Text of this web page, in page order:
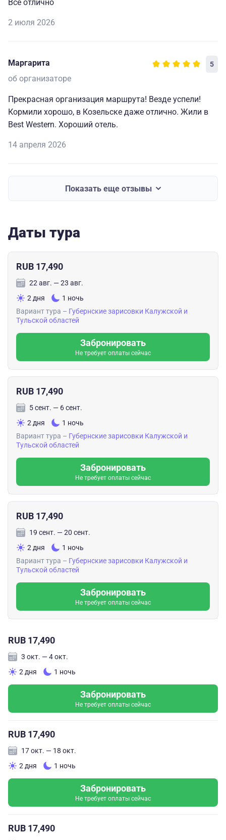
Все отлично
2 июля 2026
Маргарита 5
об организаторе
Прекрасная организация маршрута! Везде успели!
Кормили хорошо, в Козельске даже отлично. Жили в
Best Western. Хороший отель.
14 апреля 2026
Показать еще отзывы
Даты тура
RUB 17,490
22 авг. — 23 авг.
2 дня
1 ночь
Вариант тура – Губернские зарисовки Калужской и
Тульской областей
Забронировать
Не требует оплаты сейчас
RUB 17,490
5 сент. — 6 сент.
2 дня
1 ночь
Вариант тура – Губернские зарисовки Калужской и
Тульской областей
Забронировать
Не требует оплаты сейчас
RUB 17,490
19 сент. — 20 сент.
2 дня
1 ночь
Вариант тура – Губернские зарисовки Калужской и
Тульской областей
Забронировать
Не требует оплаты сейчас
RUB 17,490
3 окт. — 4 окт.
2 дня
1 ночь
Забронировать
Не требует оплаты сейчас
RUB 17,490
17 окт. — 18 окт.
2 дня
1 ночь
Забронировать
Не требует оплаты сейчас
RUB 17,490